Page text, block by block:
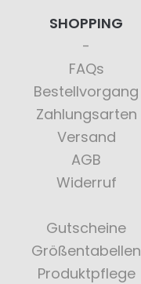
SHOPPING
FAQs
Bestellvorgang
Zahlungsarten
Versand
AGB
Widerruf
Gutscheine
Größentabellen
Produktpflege